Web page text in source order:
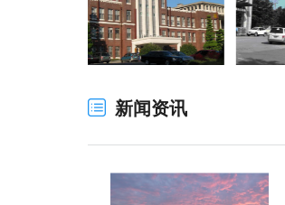
新闻资讯